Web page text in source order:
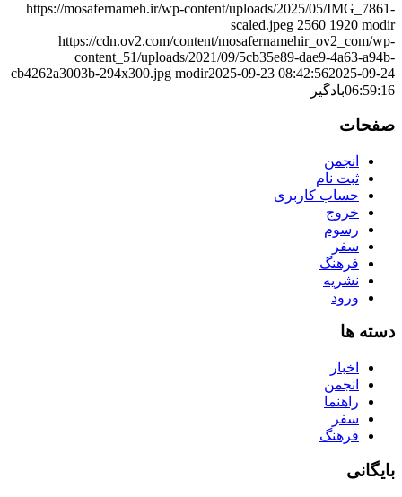
https://mosafernameh.ir/wp-content/uploads/2025/05/IMG_7861-
scaled.jpeg 2560 1920 modir
https://cdn.ov2.com/content/mosafernamehir_ov2_com/wp-
content_51/uploads/2021/09/5cb35e89-dae9-4a63-a94b-
cb4262a3003b-294x300.jpg modir2025-09-23 08:42:562025-09-24
06:59:16بادگیر
صفحات
انجمن
ثبت نام
حساب کاربری
خروج
رسوم
سفر
فرهنگ
نشریه
ورود
دسته ها
اخبار
انجمن
راهنما
سفر
فرهنگ
بایگانی